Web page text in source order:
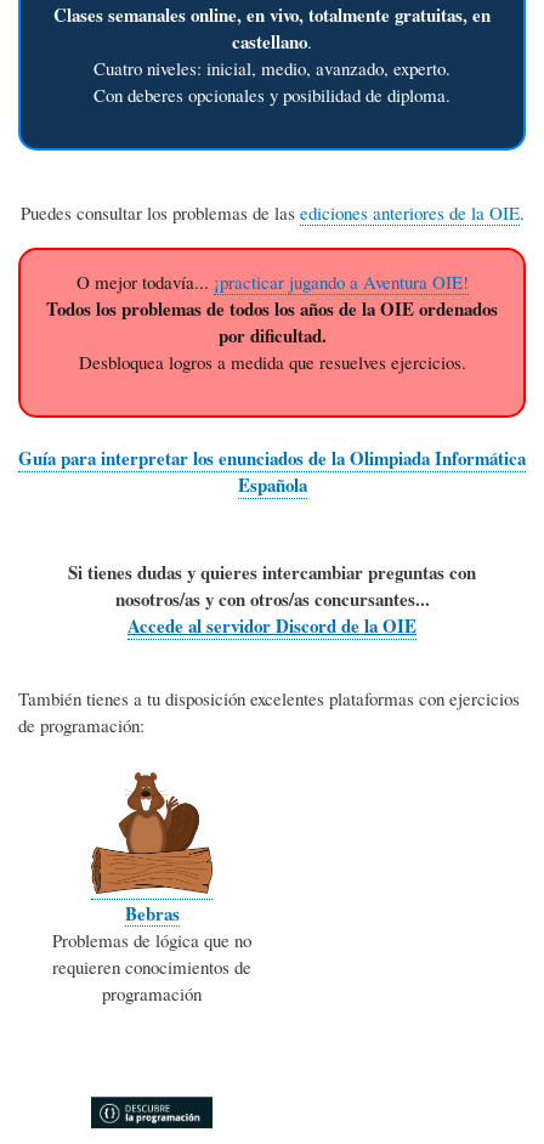
Clases semanales online, en vivo, totalmente gratuitas, en
castellano.
Cuatro niveles: inicial, medio, avanzado, experto.
Con deberes opcionales y posibilidad de diploma.
Puedes consultar los problemas de las ediciones anteriores de la OIE.
O mejor todavía... ¡practicar jugando a Aventura OIE!
Todos los problemas de todos los años de la OIE ordenados
por dificultad.
Desbloquea logros a medida que resuelves ejercicios.
Guía para interpretar los enunciados de la Olimpiada Informática
Española
Si tienes dudas y quieresintercambiar preguntas con
nosotros/as y con otros/as concursantes...
Accede al servidor Discord de la OIE
También tienes a tu disposición excelentes plataformas con ejercicios
de programación:
Bebras
Problemas de lógica que no
requieren conocimientos de
programación